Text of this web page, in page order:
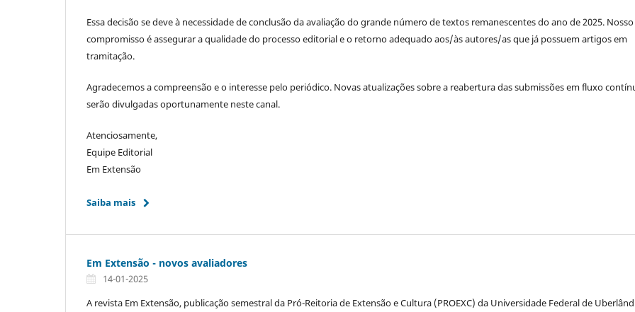
Essa decisão se deve à necessidade de conclusão da avaliação do grande número de textos remanescentes do ano de 2025. Nosso
compromisso é assegurar a qualidade do processo editorial e o retorno adequado aos/às autores/as que já possuem artigos em
tramitação.
Agradecemos a compreensão e o interesse pelo periódico. Novas atualizações sobre a reabertura das submissões em fluxo
serão divulgadas oportunamente neste canal.
Atenciosamente,
Equipe Editorial
Em Extensão
Saiba mais
Em Extensão - novos avaliadores
14-01-2025
A revista Em Extensão, publicação semestral da Pró-Reitoria de Extensão e Cultura (PROEXC) da Universidade Federal de